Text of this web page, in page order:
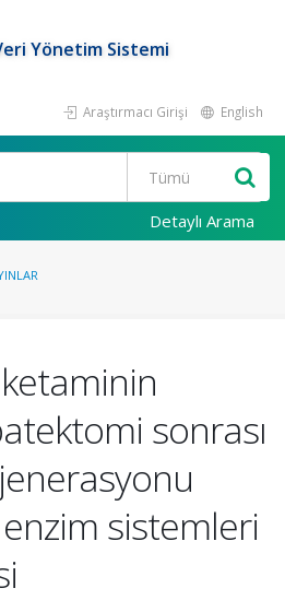
Yönetim Sistemi
Araştırmacı Girişi English
Detaylı Arama
sonrası
sistemleri